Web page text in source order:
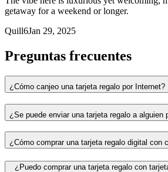
getaway for a weekend or longer.
Quill6Jan 29, 2025
Preguntas frecuentes
¿Cómo canjeo una tarjeta regalo por Internet?
¿Se puede enviar una tarjeta regalo a alguien
¿Cómo comprar una tarjeta regalo digital con
¿Puedo comprar una tarjeta regalo con